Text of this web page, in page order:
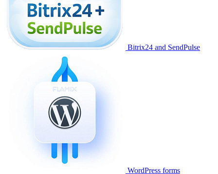
Bitrix24 and SendPulse
WordPress forms